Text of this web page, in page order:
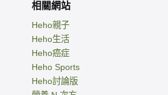
相關網站
Heho親子
Heho生活
Heho癌症
Heho Sports
Heho討論版